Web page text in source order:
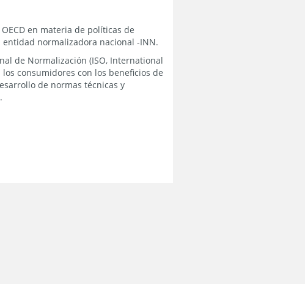
en materia de políticas de
normalizadora nacional -INN.
de Normalización (ISO, International
consumidores con los beneficios de
de normas técnicas y